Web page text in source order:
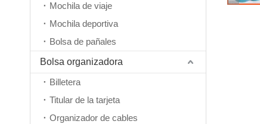
Mochila de viaje
Mochila deportiva
Bolsa de pañales
Bolsa organizadora
Billetera
Titular de la tarjeta
Organizador de cables